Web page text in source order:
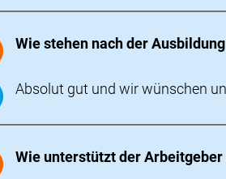
Wie stehen nach der
Absolut gut und wir wünschen
Wie unterstützt der